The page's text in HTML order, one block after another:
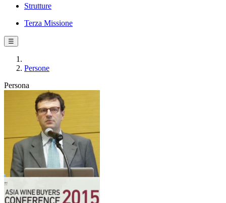
Strutture
Terza Missione
☰
Persone
Persona